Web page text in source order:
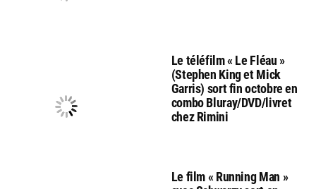
Le téléfilm « Le Fléau »
(Stephen King et Mick
Garris) sort fin octobre en
combo Bluray/DVD/livret
chez Rimini
Le film « Running Man »